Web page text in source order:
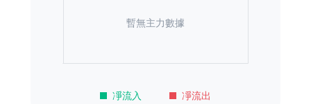
凈流入 凈流出
暫無主力數據